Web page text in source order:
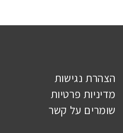
הצהרת נגישות
מדיניות פרטיות
שומרים על קשר